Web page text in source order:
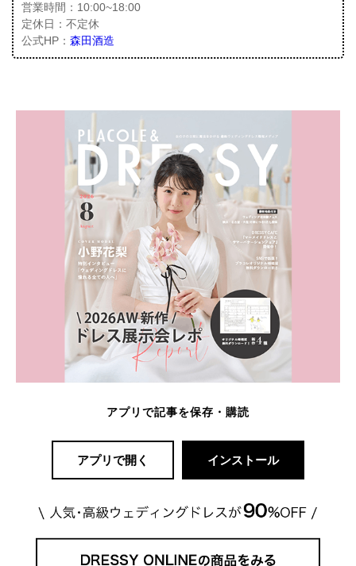
営業時間：10:00~18:00
定休日：不定休
公式HP： 森田酒造
アプリで記事を保存・購読
アプリで開く インストール